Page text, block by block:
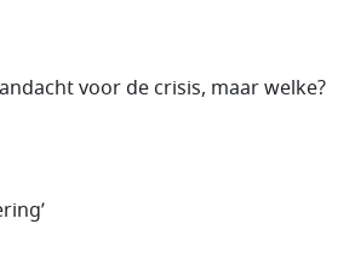
voor de crisis, maar welke?